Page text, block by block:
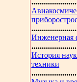
Инженерная
История
техники